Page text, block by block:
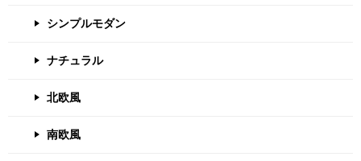
シンプルモダン
ナチュラル
北欧風
南欧風